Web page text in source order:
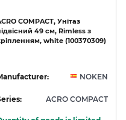
COMPACT, Унітаз
49 см, Rimless з
white (100370309)
NOKEN
ACRO COMPACT